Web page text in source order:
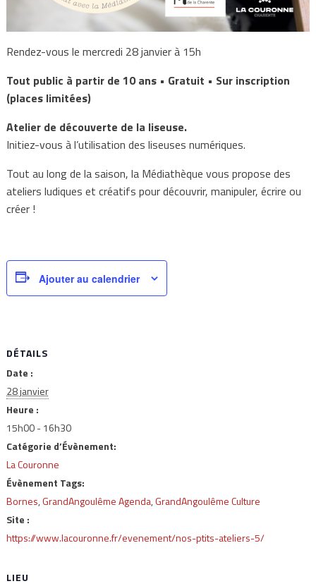
Rendez-vous le mercredi 28 janvier à 15h
Tout public à partir de 10 ans • Gratuit • Sur inscription
(places limitées)
Atelier de découverte de la liseuse.
Initiez-vous à l’utilisation des liseuses numériques.
Tout au long de la saison, la Médiathèque vous propose des
ateliers ludiques et créatifs pour découvrir, manipuler, écrire ou
créer !
Ajouter au calendrier
DÉTAILS
Date :
28 janvier
Heure :
15h00 - 16h30
Catégorie d’Évènement:
La Couronne
Évènement Tags:
Bornes,GrandAngoulême Agenda,GrandAngoulême Culture
Site :
https://www.lacouronne.fr/evenement/nos-ptits-ateliers-5/
LIEU